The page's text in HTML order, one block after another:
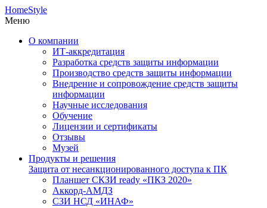
HomeStyle
Меню
О компании
ИТ-аккредитация
Разработка средств защиты информации
Производство средств защиты информации
Внедрение и сопровождение средств защиты
информации
Научные исследования
Обучение
Лицензии и сертификаты
Отзывы
Музей
Продукты и решения
Защита от несанкционированного доступа к ПК
Планшет СКЗИ ready «ПКЗ 2020»
Аккорд-АМДЗ
СЗИ НСД «ИНАФ»